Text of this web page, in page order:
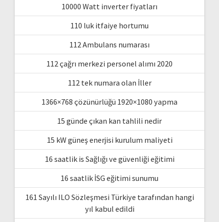
10000 Watt inverter fiyatları
110 luk itfaiye hortumu
112 Ambulans numarası
112 çağrı merkezi personel alımı 2020
112 tek numara olan İller
1366×768 çözünürlüğü 1920×1080 yapma
15 günde çıkan kan tahlili nedir
15 kW güneş enerjisi kurulum maliyeti
16 saatlik is Sağlığı ve güvenliği eğitimi
16 saatlik İSG eğitimi sunumu
161 Sayılı ILO Sözleşmesi Türkiye tarafından hangi
yıl kabul edildi